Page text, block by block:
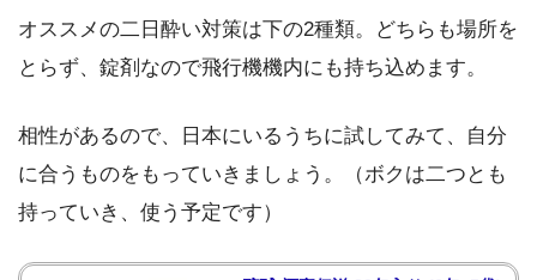
オススメの二日酔い対策は下の2種類。どちらも場所を
とらず、錠剤なので飛行機機内にも持ち込めます。
相性があるので、日本にいるうちに試してみて、自分
に合うものをもっていきましょう。（ボクは二つとも
持っていき、使う予定です）